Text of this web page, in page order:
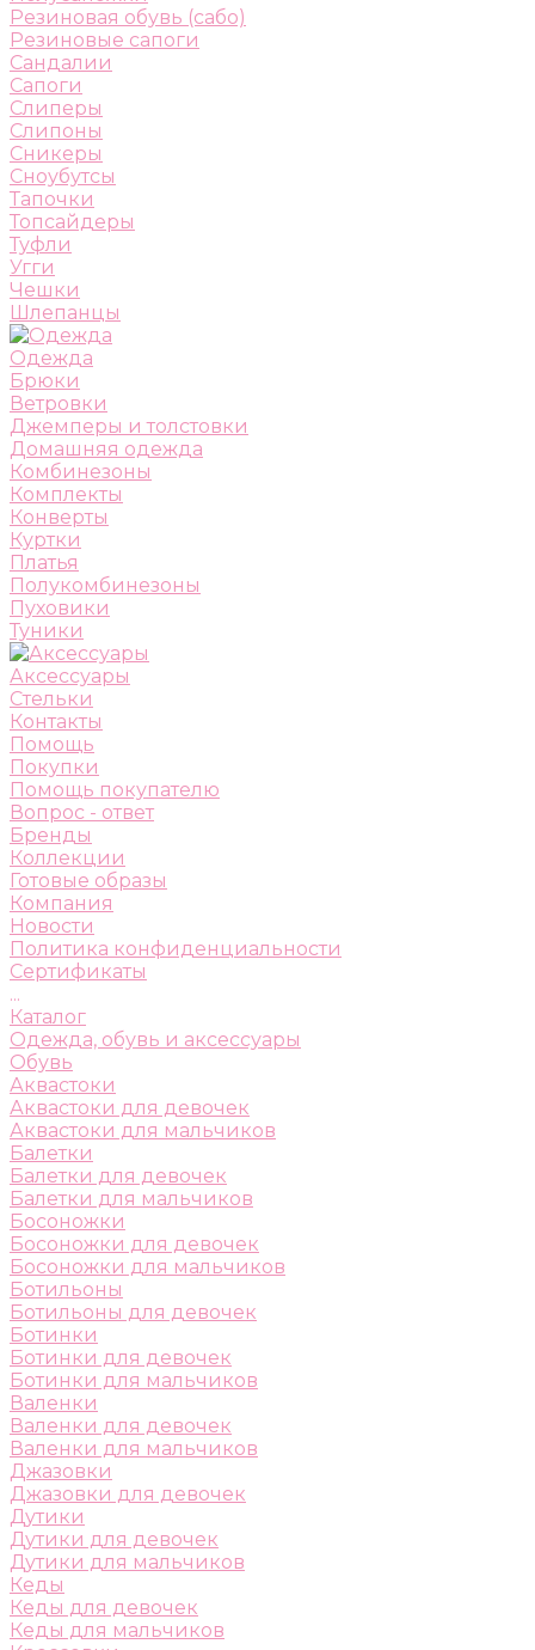
Резиновая обувь (сабо)
Резиновые сапоги
Сандалии
Сапоги
Слиперы
Слипоны
Сникеры
Сноубутсы
Тапочки
Топсайдеры
Туфли
Угги
Чешки
Шлепанцы
Одежда
Брюки
Ветровки
Джемперы и толстовки
Домашняя одежда
Комбинезоны
Комплекты
Конверты
Куртки
Платья
Полукомбинезоны
Пуховики
Туники
Аксессуары
Стельки
Контакты
Помощь
Покупки
Помощь покупателю
Вопрос - ответ
Бренды
Коллекции
Готовые образы
Компания
Новости
Политика конфиденциальности
Сертификаты
...
Каталог
Одежда, обувь и аксессуары
Обувь
Аквастоки
Аквастоки для девочек
Аквастоки для мальчиков
Балетки
Балетки для девочек
Балетки для мальчиков
Босоножки
Босоножки для девочек
Босоножки для мальчиков
Ботильоны
Ботильоны для девочек
Ботинки
Ботинки для девочек
Ботинки для мальчиков
Валенки
Валенки для девочек
Валенки для мальчиков
Джазовки
Джазовки для девочек
Дутики
Дутики для девочек
Дутики для мальчиков
Кеды
Кеды для девочек
Кеды для мальчиков